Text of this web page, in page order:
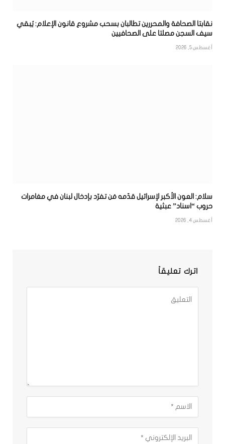
نقابتا الصحافة والمحررين تطالبان بسحب مشروع قانون الإعلام: يُبقي
سيف السجن مصلتا على الصحافيين
أغسطس 5, 2026
سلام: العون الأكبر لإسرائيل قدّمه مَن تفرّد بإدخال لبنان في مغامرات
حروب “اسناد” عبثية
أغسطس 4, 2026
اترك تعليقاً